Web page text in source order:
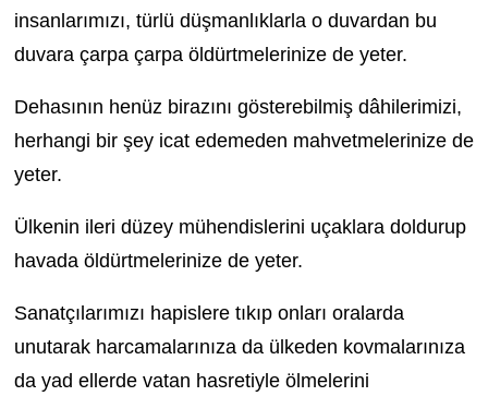
insanlarımızı, türlü düşmanlıklarla o duvardan bu
duvara çarpa çarpa öldürtmelerinize de yeter.
Dehasının henüz birazını gösterebilmiş dâhilerimizi,
herhangi bir şey icat edemeden mahvetmelerinize de
yeter.
Ülkenin ileri düzey mühendislerini uçaklara doldurup
havada öldürtmelerinize de yeter.
Sanatçılarımızı hapislere tıkıp onları oralarda
unutarak harcamalarınıza da ülkeden kovmalarınıza
da yad ellerde vatan hasretiyle ölmelerini